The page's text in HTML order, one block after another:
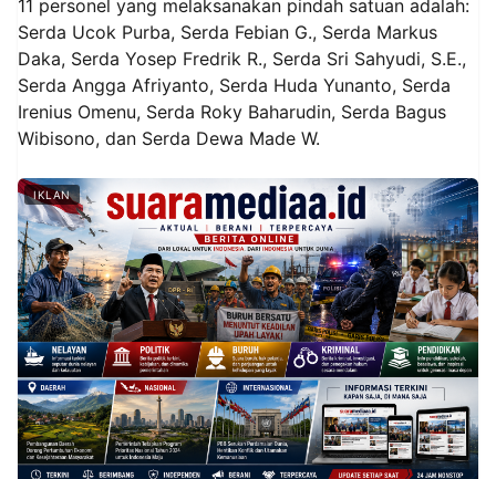
11 personel yang melaksanakan pindah satuan adalah:
Serda Ucok Purba, Serda Febian G., Serda Markus
Daka, Serda Yosep Fredrik R., Serda Sri Sahyudi, S.E.,
Serda Angga Afriyanto, Serda Huda Yunanto, Serda
Irenius Omenu, Serda Roky Baharudin, Serda Bagus
Wibisono, dan Serda Dewa Made W.
IKLAN